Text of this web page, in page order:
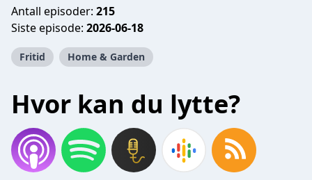
Antall episoder: 215
Siste episode: 2026-06-18
Fritid Home & Garden
Hvor kan du lytte?